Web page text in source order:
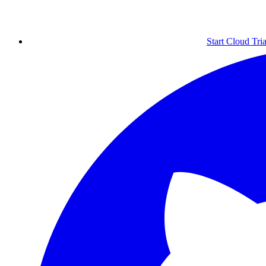
Start Cloud